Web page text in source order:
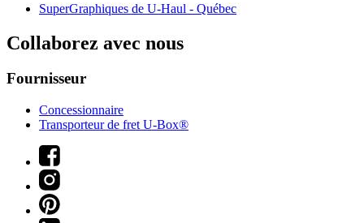
SuperGraphiques de U-Haul - Québec
Collaborez avec nous
Fournisseur
Concessionnaire
Transporteur de fret U-Box®